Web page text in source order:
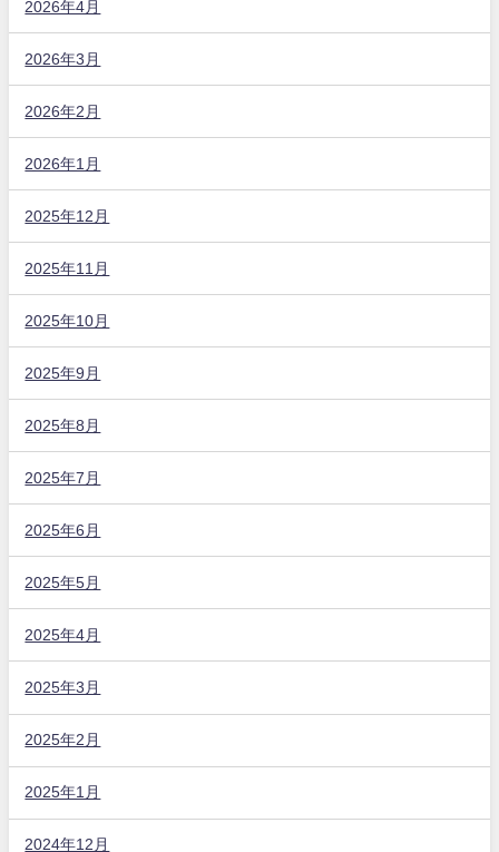
2026年4月
2026年3月
2026年2月
2026年1月
2025年12月
2025年11月
2025年10月
2025年9月
2025年8月
2025年7月
2025年6月
2025年5月
2025年4月
2025年3月
2025年2月
2025年1月
2024年12月